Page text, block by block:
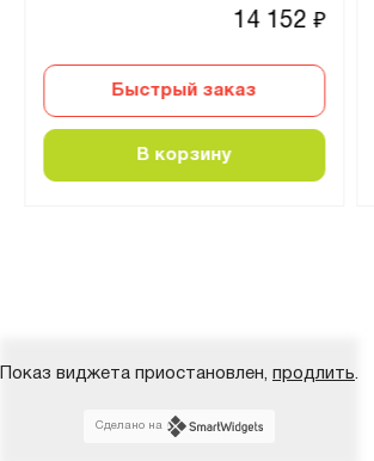
14 152₽
Быстрый заказ
В корзину
Показ виджета приостановлен, продлить.
Сделано на